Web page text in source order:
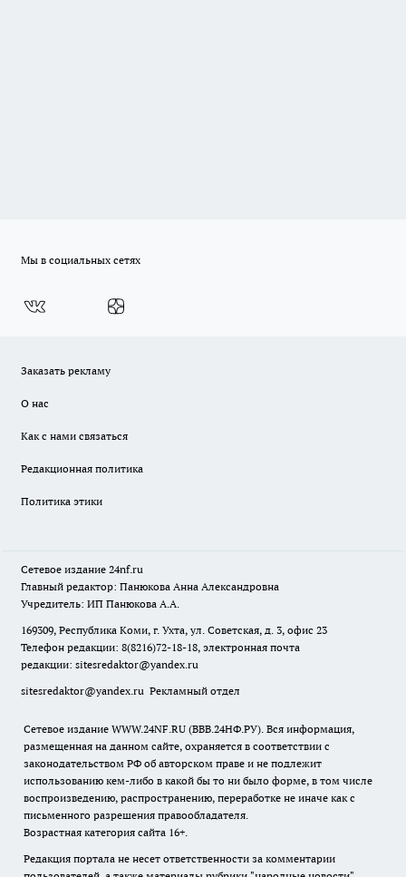
Мы в социальных сетях
Заказать рекламу
О нас
Как с нами связаться
Редакционная политика
Политика этики
Сетевое издание 24nf.ru
Главный редактор: Панюкова Анна Александровна
Учредитель: ИП Панюкова А.А.
169309, Республика Коми, г. Ухта, ул. Советская, д. 3, офис 23
Телефон редакции: 8(8216)72-18-18, электронная почта
редакции: sitesredaktor@yandex.ru
sitesredaktor@yandex.ru Рекламный отдел
Сетевое издание WWW.24NF.RU (ВВВ.24НФ.РУ). Вся информация,
размещенная на данном сайте, охраняется в соответствии с
законодательством РФ об авторском праве и не подлежит
использованию кем-либо в какой бы то ни было форме, в том числе
воспроизведению, распространению, переработке не иначе как с
письменного разрешения правообладателя.
Возрастная категория сайта 16+.
Редакция портала не несет ответственности за комментарии